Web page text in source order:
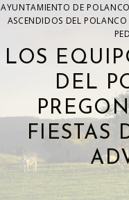
AYUNTAMIENTO DE POLANCO
ASCENDIDOS DEL POLANCO
LOS
DEL
FIESTAS